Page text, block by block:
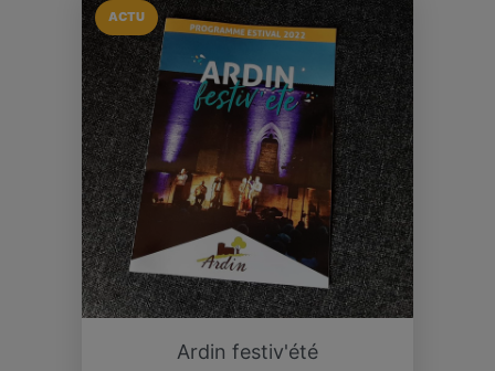
ACTU
Ardin festiv'été